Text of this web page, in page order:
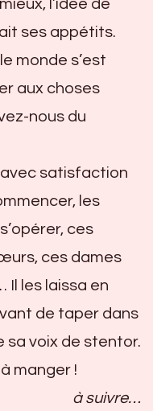
l’idée de
ses appétits.
monde s’est
aux choses
nous du
satisfaction
les
ces
ces dames
Il les laissa en
de taper dans
sa voix de stentor.
manger !
à suivre…